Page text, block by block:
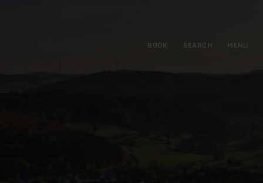
BOOK SEARCH MENU